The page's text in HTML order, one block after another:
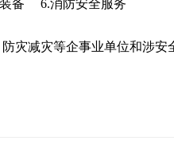
备 6.消防安全服务
灾减灾等企事业单位和涉